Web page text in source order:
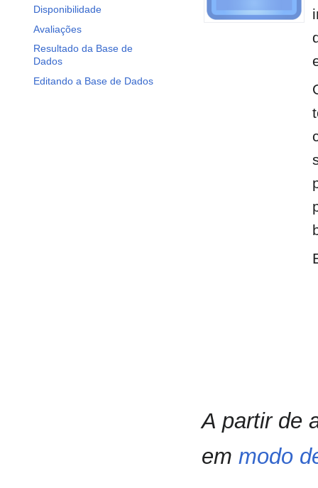
Disponibilidade
Avaliações
Resultado da Base de
Dados
Editando a Base de Dados
A partir de
em modo